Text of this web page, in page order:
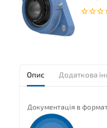
Опис Додаткова
Документація в